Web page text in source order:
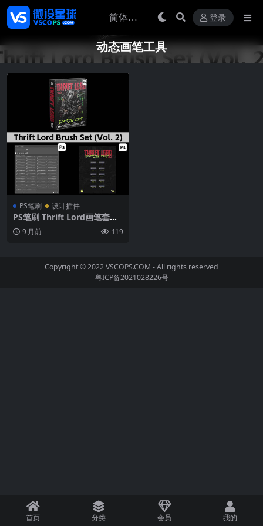
登录
动态画笔工具
PS笔刷 设计插件
PS笔刷 Thrift Lord画笔套装
第二卷 复古磨损塑胶纹理Gru
nge风格动态笔刷合集
9 月前 119
Copyright © 2022VSCOPS.COM - All rights reserved
粤ICP备2021028226号
首页 分类 会员 我的